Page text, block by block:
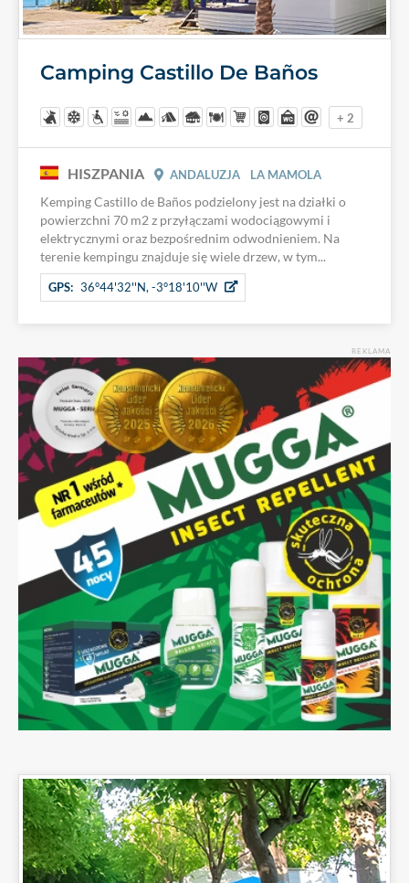
Camping Castillo De Baños
+ 2
HISZPANIA ANDALUZJA
LA MAMOLA
Kemping Castillo de Baños podzielony jest na działki o
powierzchni 70 m2 z przyłączami wodociągowymi i
elektrycznymi oraz bezpośrednim odwodnieniem. Na
terenie kempingu znajduje się wiele drzew, w tym...
GPS: 36°44'32''N, -3°18'10''W
REKLAMA